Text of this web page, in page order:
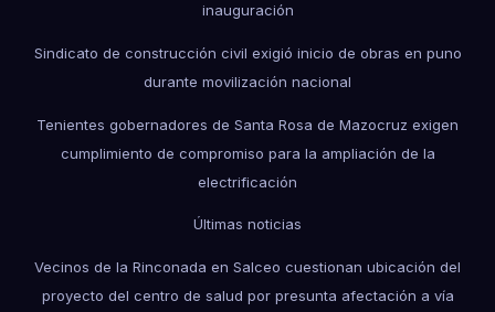
inauguración
Sindicato de construcción civil exigió inicio de obras en puno
durante movilización nacional
Tenientes gobernadores de Santa Rosa de Mazocruz exigen
cumplimiento de compromiso para la ampliación de la
electrificación
Últimas noticias
Vecinos de la Rinconada en Salceo cuestionan ubicación del
proyecto del centro de salud por presunta afectación a vía